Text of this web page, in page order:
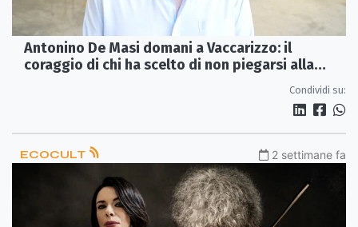
Antonino De Masi domani a Vaccarizzo: il
coraggio di chi ha scelto di non piegarsi alla
Condividi su:
ECOCULT 2 settimane fa